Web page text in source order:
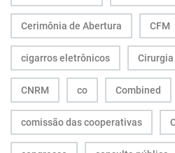
Cerimônia de Abertura CFM
cigarros eletrônicos Cirurgia
CNRM co Combined
comissão das cooperativas